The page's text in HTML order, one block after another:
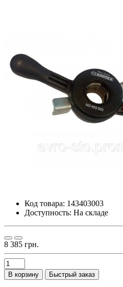
Код товара: 143403003
Доступность: На складе
8 385 грн.
В корзину Быстрый заказ